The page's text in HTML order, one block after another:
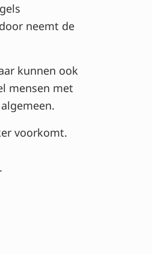
neemt de
kunnen ook
mensen met
voorkomt.